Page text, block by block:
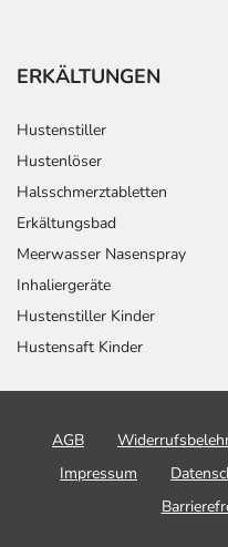
ERKÄLTUNGEN
Hustenstiller
Hustenlöser
Halsschmerztabletten
Erkältungsbad
Meerwasser Nasenspray
Inhaliergeräte
Hustenstiller Kinder
Hustensaft Kinder
AGB
Impressum